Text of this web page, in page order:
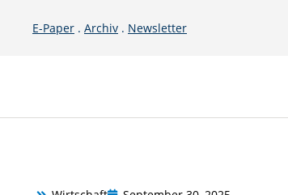
E-Paper . Archiv . Newsletter